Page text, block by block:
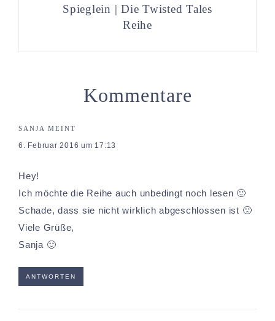
Spieglein | Die Twisted Tales
Reihe
Kommentare
SANJA MEINT
6. Februar 2016 um 17:13
Hey!
Ich möchte die Reihe auch unbedingt noch lesen 🙂
Schade, dass sie nicht wirklich abgeschlossen ist 🙁
Viele Grüße,
Sanja 🙂
ANTWORTEN